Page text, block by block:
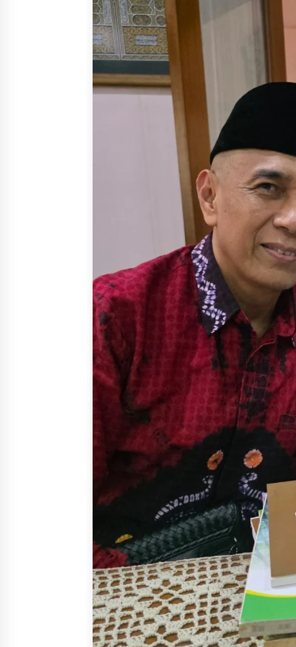
6 Agustus 2026
Di Forum
Persaudaraan
Megawati
Tegaskan
Perempuan Bukan
Tapi Merawat
5 Agustus 2026
Wali Kota Serang
Rustandi Berikan
Penghargaan
Pemenang
HUT ke-19 Kota
5 Agustus 2026